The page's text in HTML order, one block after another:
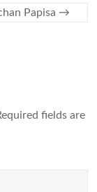
Papisa →
fields are